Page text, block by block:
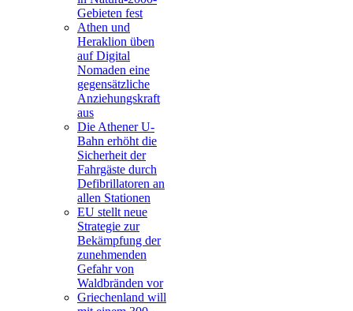
Gebieten fest
Athen und
Heraklion üben
auf Digital
Nomaden eine
gegensätzliche
Anziehungskraft
aus
Die Athener U-
Bahn erhöht die
Sicherheit der
Fahrgäste durch
Defibrillatoren an
allen Stationen
EU stellt neue
Strategie zur
Bekämpfung der
zunehmenden
Gefahr von
Waldbränden vor
Griechenland will